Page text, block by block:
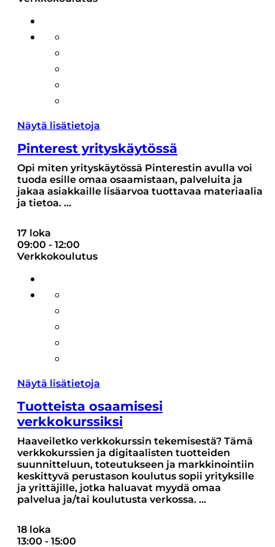
Näytä lisätietoja
Pinterest yrityskäytössä
Opi miten yrityskäytössä Pinterestin avulla voi
tuoda esille omaa osaamistaan, palveluita ja
jakaa asiakkaille lisäarvoa tuottavaa materiaalia
ja tietoa. ...
17 loka
09:00 - 12:00
Verkkokoulutus
Näytä lisätietoja
Tuotteista osaamisesi
verkkokurssiksi
Haaveiletko verkkokurssin tekemisestä? Tämä
verkkokurssien ja digitaalisten tuotteiden
suunnitteluun, toteutukseen ja markkinointiin
keskittyvä perustason koulutus sopii yrityksille
ja yrittäjille, jotka haluavat myydä omaa
palvelua ja/tai koulutusta verkossa. ...
18 loka
13:00 - 15:00